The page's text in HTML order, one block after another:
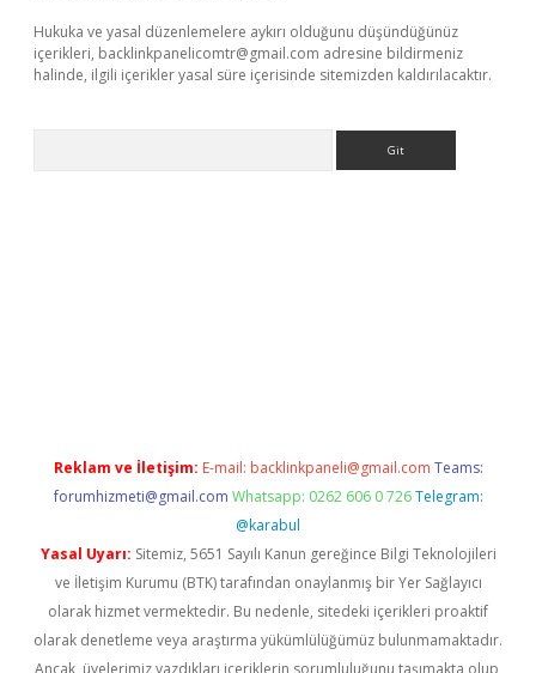
Hukuka ve yasal düzenlemelere aykırı olduğunu düşündüğünüz
içerikleri, backlinkpanelicomtr@gmail.com adresine bildirmeniz
halinde, ilgili içerikler yasal süre içerisinde sitemizden kaldırılacaktır.
Reklam ve İletişim: E-mail: backlinkpaneli@gmail.com Teams:
forumhizmeti@gmail.com Whatsapp: 0262 606 0 726 Telegram:
@karabul
Yasal Uyarı: Sitemiz, 5651 Sayılı Kanun gereğince Bilgi Teknolojileri
ve İletişim Kurumu (BTK) tarafından onaylanmış bir Yer Sağlayıcı
olarak hizmet vermektedir. Bu nedenle, sitedeki içerikleri proaktif
olarak denetleme veya araştırma yükümlülüğümüz bulunmamaktadır.
Ancak, üyelerimiz yazdıkları içeriklerin sorumluluğunu taşımakta olup,